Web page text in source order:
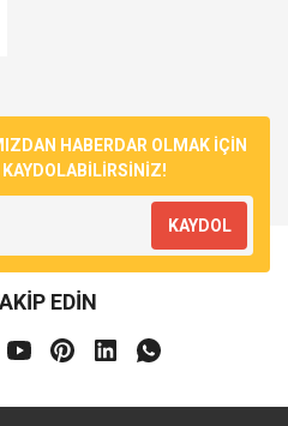
HABERDAR OLMAK İÇİN
KAYDOL
EDİN